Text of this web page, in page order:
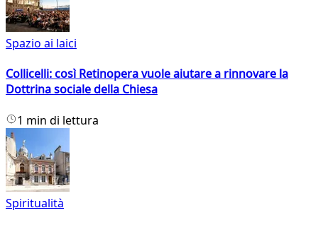
Spazio ai laici
Collicelli: così Retinopera vuole aiutare a rinnovare la
Dottrina sociale della Chiesa
1 min di lettura
Spiritualità